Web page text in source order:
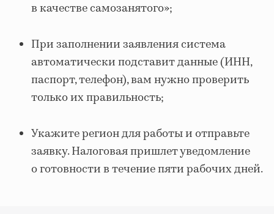
в качестве самозанятого»;
При заполнении заявления система
автоматически подставит данные (ИНН,
паспорт, телефон), вам нужно проверить
только их правильность;
Укажите регион для работы и отправьте
заявку. Налоговая пришлет уведомление
о готовности в течение пяти рабочих дней.